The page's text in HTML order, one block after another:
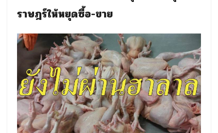
ราษฎร์ให้หยุดซื้อ-ขาย